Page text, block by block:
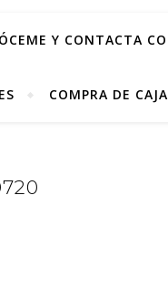
Y CONTACTA
COMPRA DE